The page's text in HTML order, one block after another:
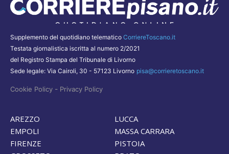
Supplemento del quotidiano telematico CorriereToscano.it
Testata giornalistica iscritta al numero 2/2021
del Registro Stampa del Tribunale di Livorno
Sede legale: Via Cairoli, 30 - 57123 Livorno pisa@corrieretoscano.it
Cookie Policy - Privacy Policy
AREZZO
EMPOLI
FIRENZE
LUCCA
MASSA CARRARA
PISTOIA